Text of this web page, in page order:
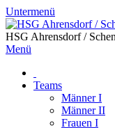
Untermenü
HSG Ahrensdorf /
Menü
Teams
Männer I
Männer II
Frauen I